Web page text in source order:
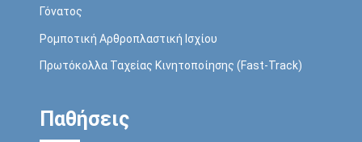
Γόνατος
Ρομποτική Αρθροπλαστική Ισχίου
Πρωτόκολλα Ταχείας Κινητοποίησης (Fast-Track)
Παθήσεις